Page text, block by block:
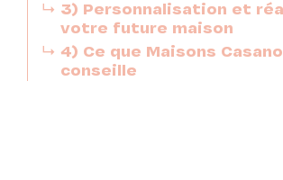
3) Personnalisation et
votre future maison
4) Ce que Maisons
conseille